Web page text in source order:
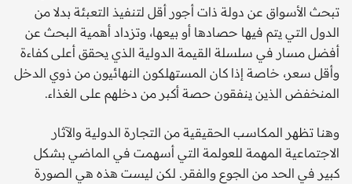
تبحث الأسواق عن دولة ذات أجور أقل لتنفيذ التعبئة بدلا من
الدول التي يتم فيها حصادها أو بيعها، وتزداد أهمية البحث عن
أفضل مسار في سلسلة القيمة الدولية الذي يحقق أعلى كفاءة
وأقل سعر، خاصة إذا كان المستهلكون النهائيون من ذوي الدخل
المنخفض الذين ينفقون حصة أكبر من دخلهم على الغذاء.
وهنا تظهر المكاسب الحقيقية من التجارة الدولية والآثار
الاجتماعية المهمة للعولمة التي أسهمت في الماضي بشكل
كبير في الحد من الجوع والفقر. لكن ليست هذه هي الصورة